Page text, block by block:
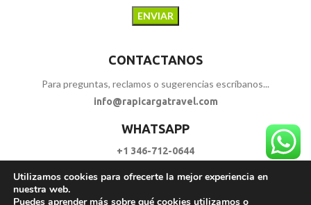
CONTACTANOS
Para preguntas, reclamos o sugerencias escríbanos...
info@rapicargatravel.com
WHATSAPP
+1 346-712-0644
SIGUENOS
Utilizamos cookies para ofrecerte la mejor experiencia en
nuestra web.
Puedes aprender más sobre qué cookies utilizamos o